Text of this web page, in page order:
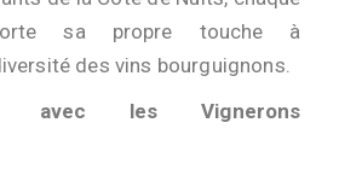
sa propre touche à
des vins bourguignons.
avec les Vignerons